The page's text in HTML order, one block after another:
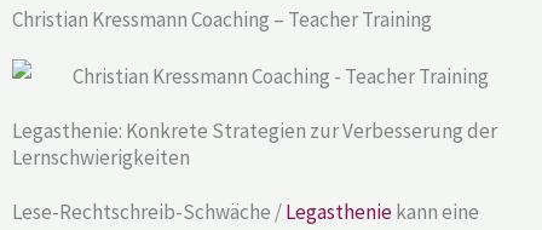
Christian Kressmann Coaching – Teacher Training
Legasthenie: Konkrete Strategien zur Verbesserung der
Lernschwierigkeiten
Lese-Rechtschreib-Schwäche /Legastheniekann eine